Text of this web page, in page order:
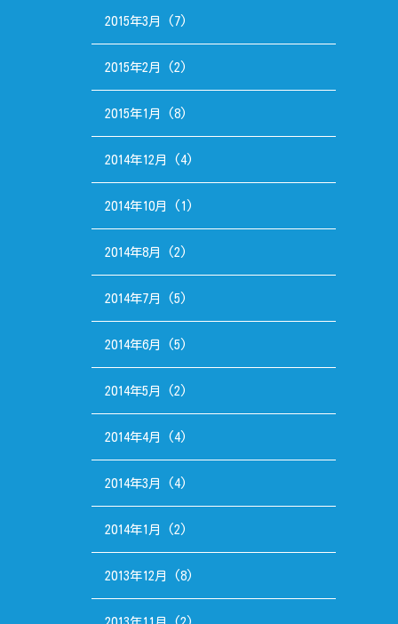
2015年3月 (7)
2015年2月 (2)
2015年1月 (8)
2014年12月 (4)
2014年10月 (1)
2014年8月 (2)
2014年7月 (5)
2014年6月 (5)
2014年5月 (2)
2014年4月 (4)
2014年3月 (4)
2014年1月 (2)
2013年12月 (8)